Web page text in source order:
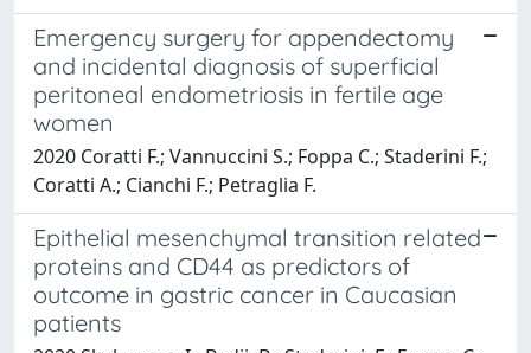
Emergency surgery for appendectomy
and incidental diagnosis of superficial
peritoneal endometriosis in fertile age
women
2020 Coratti F.; Vannuccini S.; Foppa C.; Staderini F.;
Coratti A.; Cianchi F.; Petraglia F.
Epithelial mesenchymal transition related
proteins and CD44 as predictors of
outcome in gastric cancer in Caucasian
patients